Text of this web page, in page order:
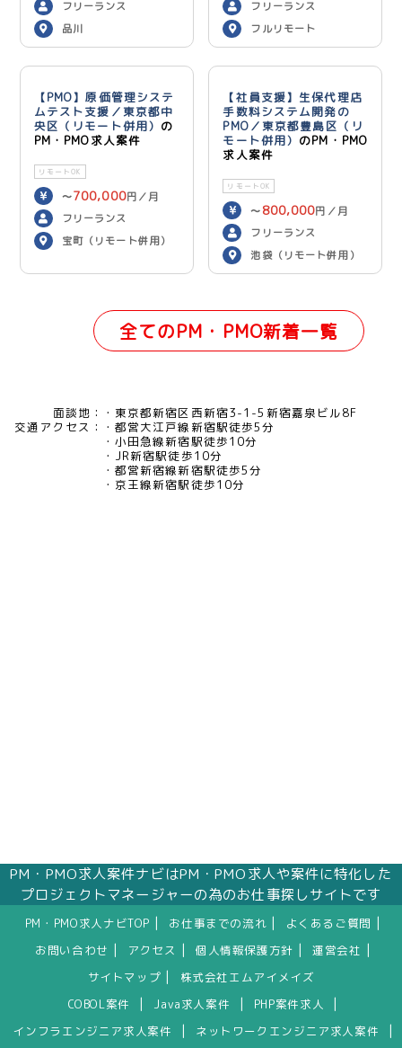
フリーランス
品川
フリーランス
フルリモート
【PMO】原価管理システ
ムテスト支援／東京都中
央区（リモート併用） の
PM・PMO求人案件
リモートOK
〜700,000円／月
フリーランス
宝町（リモート併用）
【社員支援】生保代理店
手数料システム開発の
PMO／東京都豊島区（リ
モート併用） のPM・PMO
求人案件
リモートOK
〜 800,000円／月
フリーランス
池袋（リモート併用）
全てのPM・PMO新着一覧
面談地：
東京都新宿区西新宿3-1-5新宿嘉泉ビル8F
交通アクセス：
都営大江戸線新宿駅徒歩5分
小田急線新宿駅徒歩10分
JR新宿駅徒歩10分
都営新宿線新宿駅徒歩5分
京王線新宿駅徒歩10分
PM・PMO求人案件ナビはPM・PMO求人や案件に特化した
プロジェクトマネージャーの為のお仕事探しサイトです
PM・PMO求人ナビTOP お仕事までの流れ よくあるご質問
お問い合わせ アクセス 個人情報保護方針 運営会社
サイトマップ
株式会社エムアイメイズ
COBOL案件
Java求人案件 PHP案件求人
インフラエンジニア求人案件 ネットワークエンジニア求人案件